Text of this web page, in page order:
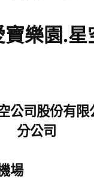
寶樂園.
公司股份有限
分公司
場